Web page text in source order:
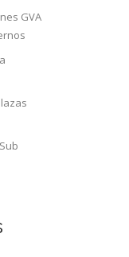
GVA